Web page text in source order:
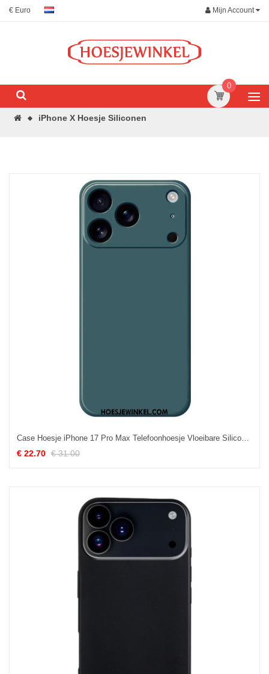
€ Euro Mijn Account
0
iPhone X Hoesje Siliconen
Case Hoesje iPhone 17 Pro Max Telefoonhoesje Vloeibare Siliconen
€ 22.70 € 31.00